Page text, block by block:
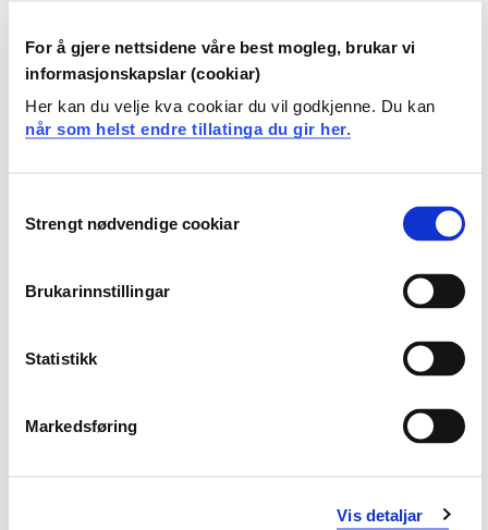
For å gjere nettsidene våre best mogleg, brukar vi
informasjonskapslar (cookiar)
Her kan du velje kva cookiar du vil godkjenne. Du kan
når som helst endre tillatinga du gir her.
Selection
Strengt nødvendige cookiar
Brukarinnstillingar
Statistikk
Markedsføring
Vis detaljar
Studiestart 2017h
Studiestart 2013h